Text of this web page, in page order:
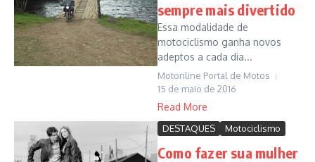
sempre mais divertido
Essa modalidade de
motociclismo ganha novos
adeptos a cada dia...
Motonline Portal de Motos
15 de maio de 2016
Read More
DESTAQUES Motociclismo
Como fazer sua mulher